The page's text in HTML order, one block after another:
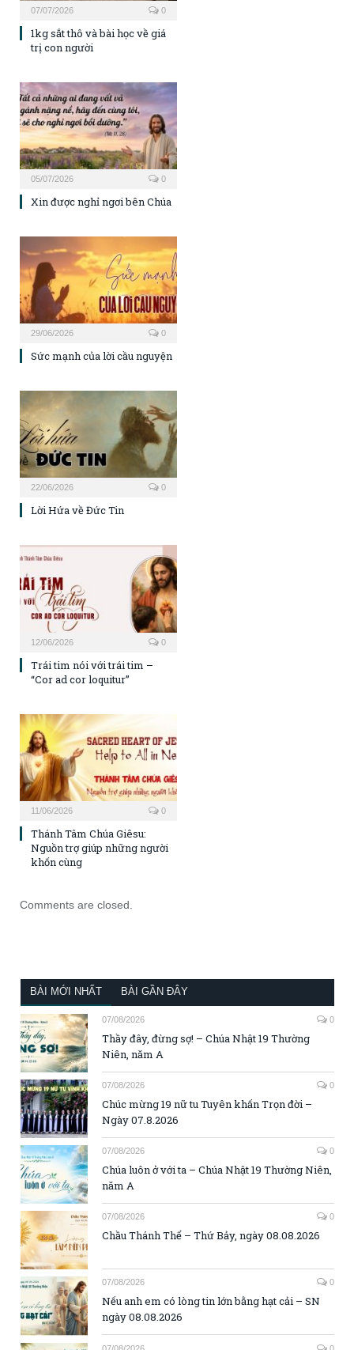
07/07/2026 0
1kg sắt thô và bài học về giá
trị con người
05/07/2026 0
Xin được nghỉ ngơi bên Chúa
29/06/2026 0
Sức mạnh của lời cầu nguyện
22/06/2026 0
Lời Hứa về Đức Tin
12/06/2026 0
Trái tim nói với trái tim –
“Cor ad cor loquitur”
11/06/2026 0
Thánh Tâm Chúa Giêsu:
Nguồn trợ giúp những người
khốn cùng
Comments are closed.
BÀI MỚI NHẤT BÀI GẦN ĐÂY
07/08/2026 0
Thầy đây, đừng sợ! – Chúa Nhật 19 Thường
Niên, năm A
07/08/2026 0
Chúc mừng 19 nữ tu Tuyên khấn Trọn đời –
Ngày 07.8.2026
07/08/2026 0
Chúa luôn ở với ta – Chúa Nhật 19 Thường Niên,
năm A
07/08/2026 0
Chầu Thánh Thể – Thứ Bảy, ngày 08.08.2026
07/08/2026 0
Nếu anh em có lòng tin lớn bằng hạt cải – SN
ngày 08.08.2026